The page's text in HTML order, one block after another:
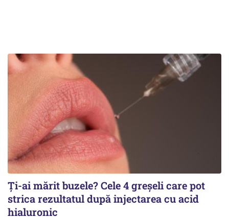
Ți-ai mărit buzele? Cele 4 greșeli care pot
strica rezultatul după injectarea cu acid
hialuronic